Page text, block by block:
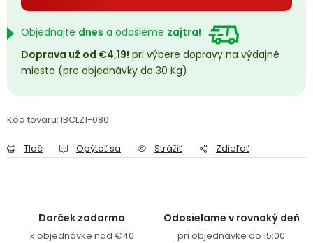
Objednajte dnes a odošleme zajtra!
Doprava už od €4,19! pri výbere dopravy na výdajné
miesto (pre objednávky do 30 Kg)
Kód tovaru: IBCLZ1-080
Tlač Opýtať sa Strážiť Zdieľať
Darček zadarmo
k objednávke nad €40
Odosielame v rovnaký deň
pri objednávke do 15:00